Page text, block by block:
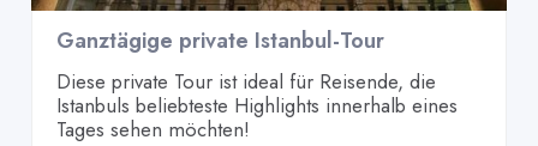
Ganztägige private Istanbul-Tour
Diese private Tour ist ideal für Reisende, die
Istanbuls beliebteste Highlights innerhalb eines
Tages sehen möchten!